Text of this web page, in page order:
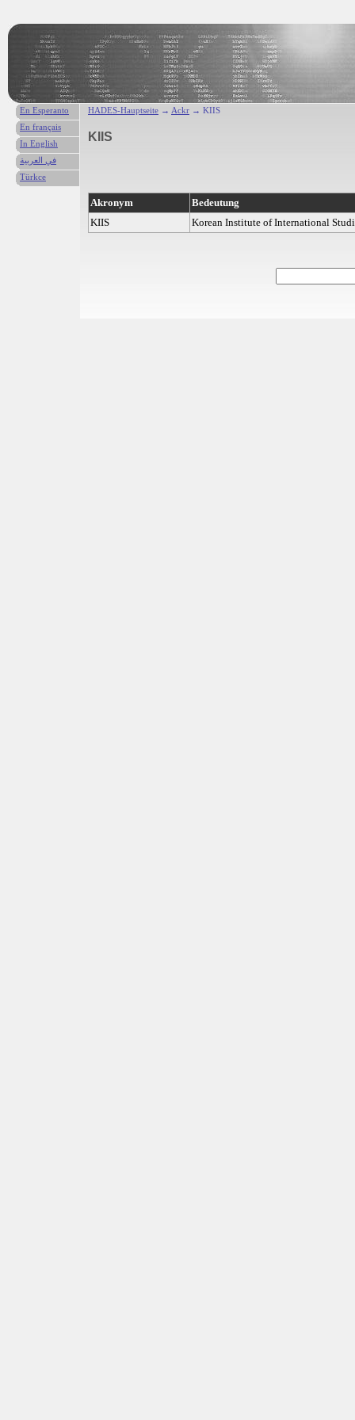
HADES-Hauptseite → Ackr → KIIS
KIIS
Akronym
Bedeutung
KIIS
Korean Institute of International
En Esperanto
En français
In English
في العربية
Türkce